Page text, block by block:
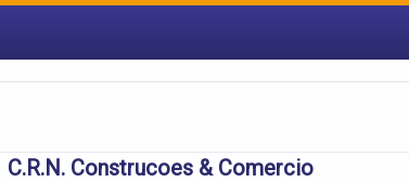
C.R.N. Construcoes & Comercio